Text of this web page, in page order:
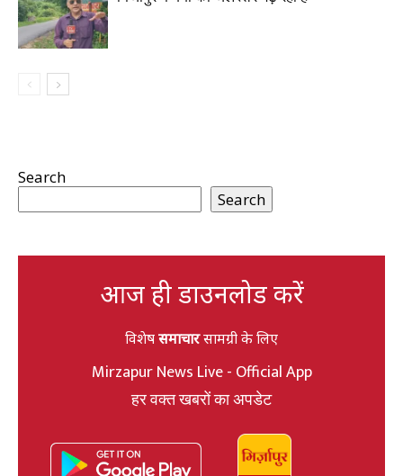
Search
Search
आज ही डाउनलोड करें
विशेषसमाचारसामग्री के लिए
Mirzapur News Live - Official App
हर वक्त खबरों का अपडेट